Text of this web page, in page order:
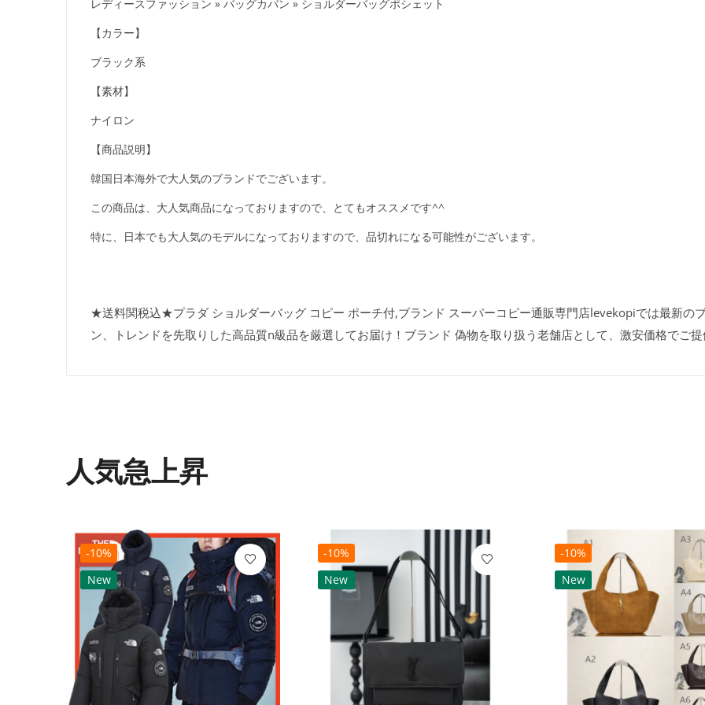
レディースファッション » バッグカバン » ショルダーバッグポシェット
【カラー】
ブラック系
【素材】
ナイロン
【商品説明】
韓国日本海外で大人気のブランドでございます。
この商品は、大人気商品になっておりますので、とてもオススメです^^
特に、日本でも大人気のモデルになっておりますので、品切れになる可能性がございます。
★送料関税込★プラダ ショルダーバッグ コピー ポーチ付,ブランド スーパーコピー通販専門店levekopiでは最新の
ン、トレンドを先取りした高品質n級品を厳選してお届け！ブランド 偽物を取り扱う老舗店として、激安価格でご提
人気急上昇
-10%
New
-10%
New
-10%
New